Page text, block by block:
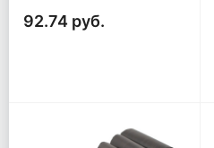
92.74 руб.